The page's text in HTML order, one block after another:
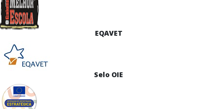
EQAVET
Selo OIE